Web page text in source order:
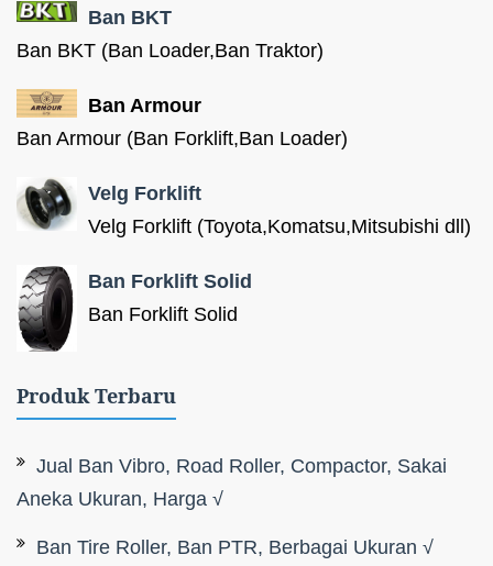
Ban BKT
Ban BKT (Ban Loader,Ban Traktor)
Ban Armour
Ban Armour (Ban Forklift,Ban Loader)
Velg Forklift
Velg Forklift (Toyota,Komatsu,Mitsubishi dll)
Ban Forklift Solid
Ban Forklift Solid
Produk Terbaru
Jual Ban Vibro, Road Roller, Compactor, Sakai
Aneka Ukuran, Harga √
Ban Tire Roller, Ban PTR, Berbagai Ukuran √